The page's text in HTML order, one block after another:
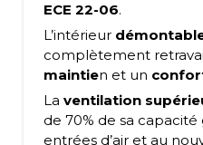
ECE 22-06.
L’intérieur
complètement
maintien et un
La ventilation
de 70% de sa
entrées d’air et au